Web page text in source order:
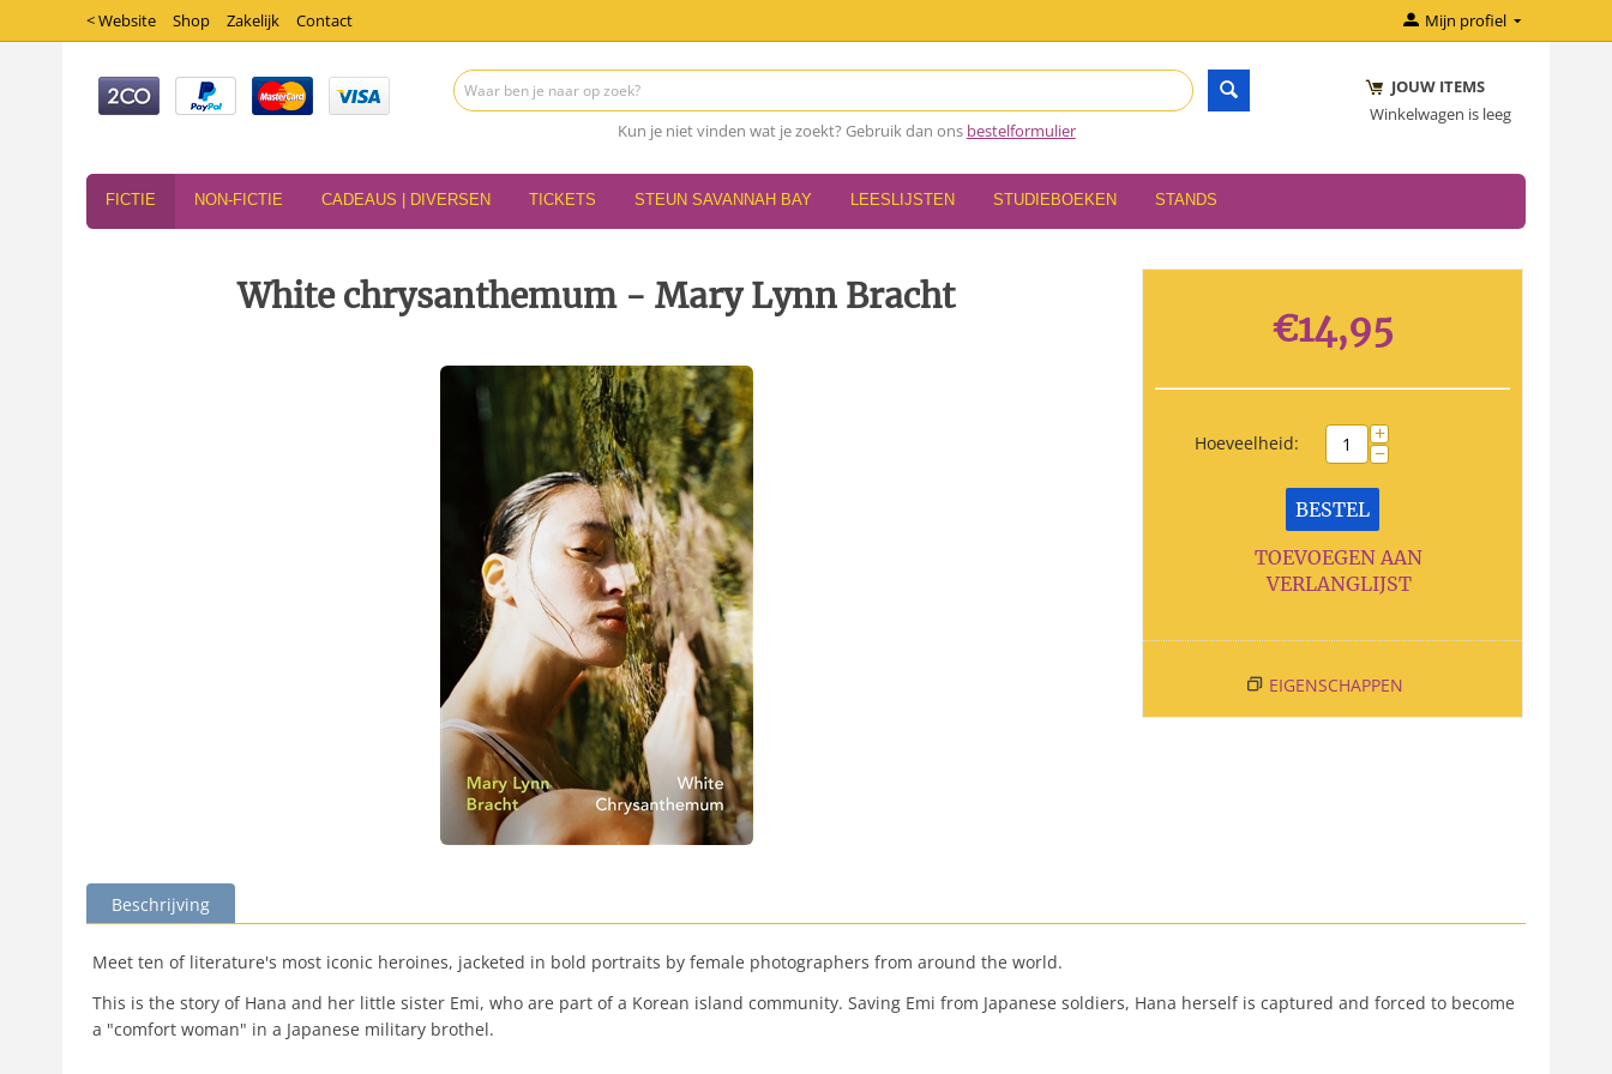
< Website Shop Zakelijk Contact Mijn profiel
Kun je niet vinden wat je zoekt? Gebruik dan ons bestelformulier
JOUW ITEMS
Winkelwagen is leeg
FICTIE NON-FICTIE CADEAUS | DIVERSEN TICKETS STEUN SAVANNAH BAY LEESLIJSTEN STUDIEBOEKEN STANDS
White chrysanthemum - Mary Lynn Bracht
€14,95
Hoeveelheid: +
−
BESTEL
TOEVOEGEN AAN
VERLANGLIJST
EIGENSCHAPPEN
Beschrijving
Meet ten of literature's most iconic heroines, jacketed in bold portraits by female photographers from around the world.
This is the story of Hana and her little sister Emi, who are part of a Korean island community. Saving Emi from Japanese soldiers, Hana herself is captured and forced to become
a "comfort woman" in a Japanese military brothel.